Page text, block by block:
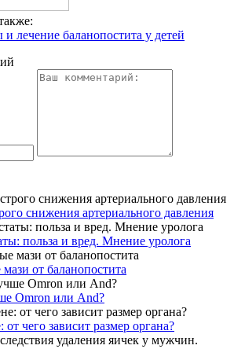
лечение баланопостита у детей
снижения артериального давления
польза и вред. Мнение уролога
от баланопостита
Omron или And?
чего зависит размер органа?